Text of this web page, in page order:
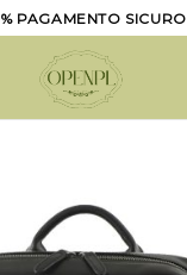
PAGAMENTO SICURO